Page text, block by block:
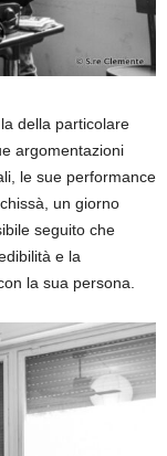
della particolare
argomentazioni
le sue performance
un giorno
seguito che
e la
la sua persona.